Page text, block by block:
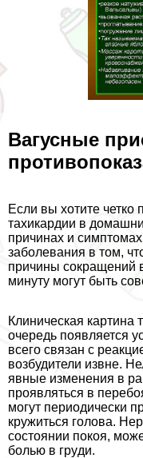
Вагусные
Если вы хотите четко
тахикардии в
причинах и
заболевания в том,
причины сокращений
минуту могут быть
Клиническая
очередь появляется
всего связан с
возбудители извне.
явные изменения в
проявляться в
могут периодически
кружиться голова.
состоянии покоя,
болью в гpyди.